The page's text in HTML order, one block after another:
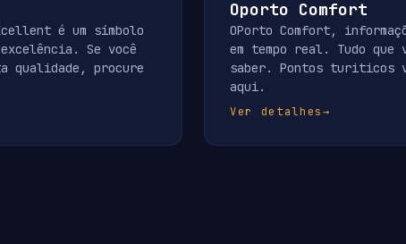
é um símbolo
excelência. Se você
qualidade, procure
Oporto Comfort
OPorto Comfort,
em tempo real. Tudo que
saber. Pontos turiticos
aqui.
Ver detalhes→